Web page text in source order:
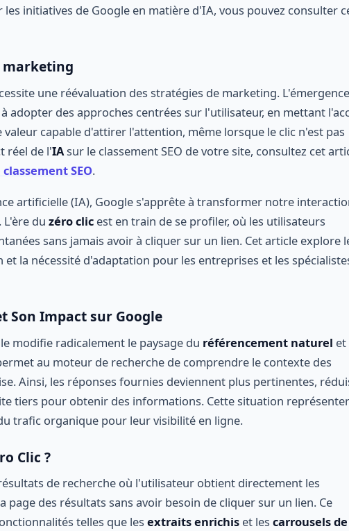
initiatives de Google en matière d'IA, vous pouvez consulter
marketing
une réévaluation des stratégies de marketing.
adopter des approches centrées sur l'utilisateur, en mettant
capable d'attirer l'attention, même lorsque le clic n'est pas
réel de l'IAsur le classement SEO de votre site, consultez cet
SEO.
artificielle (IA), Google s'apprête à transformer notre
du zéro clic est en train de se profiler, où les utilisateurs
sans jamais avoir à cliquer sur un lien. Cet article explore
la nécessité d'adaptation pour les entreprises et les
Son Impact sur Google
modifie radicalement le paysage du référencement naturel et
au moteur de recherche de comprendre le contexte des
Ainsi, les réponses fournies deviennent plus pertinentes,
tiers pour obtenir des informations. Cette situation
trafic organique pour leur visibilité en ligne.
Clic ?
de recherche où l'utilisateur obtient directement les
des résultats sans avoir besoin de cliquer sur un lien. Ce
telles que les extraits enrichis et les carrousels de